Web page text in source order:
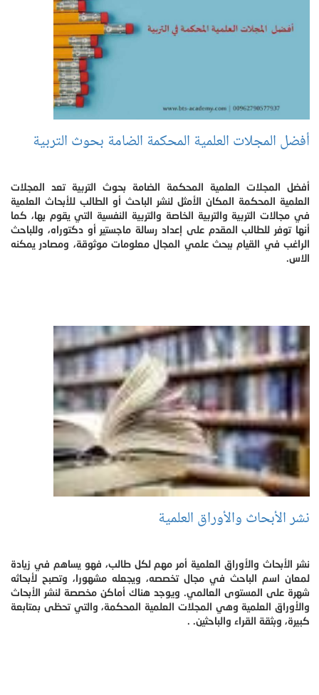
أفضل المجلات العلمية المحكمة الضامة بحوث التربية
أفضل المجلات العلمية المحكمة الضامة بحوث التربية تعد المجلات
العلمية المحكمة المكان الأمثل لنشر الباحث أو الطالب للأبحاث العلمية
في مجالات التربية والتربية الخاصة والتربية النفسية التي يقوم بها، كما
أنها توفر للطالب المقدم على إعداد رسالة ماجستير أو دكتوراه، وللباحث
الراغب في القيام ببحث علمي المجال معلومات موثوقة، ومصادر يمكنه
الاس.
نشر الأبحاث والأوراق العلمية
نشر الأبحاث والأوراق العلمية أمر مهم لكل طالب، فهو يساهم في زيادة
لمعان اسم الباحث في مجال تخصصه، ويجعله مشهورا، وتصبح لأبحاثه
شهرة على المستوى العالمي. ويوجد هناك أماكن مخصصة لنشر الأبحاث
والأوراق العلمية وهي المجلات العلمية المحكمة، والتي تحظى بمتابعة
كبيرة، وبثقة القراء والباحثين. .